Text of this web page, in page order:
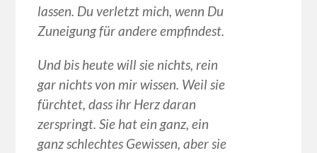
lassen. Du verletzt mich, wenn Du
Zuneigung für andere empfindest.
Und bis heute will sie nichts, rein
gar nichts von mir wissen. Weil sie
fürchtet, dass ihr Herz daran
zerspringt. Sie hat ein ganz, ein
ganz schlechtes Gewissen, aber sie